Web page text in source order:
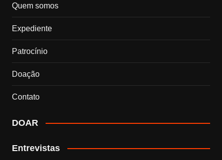
Quem somos
Expediente
Patrocínio
Doação
Contato
DOAR
Entrevistas